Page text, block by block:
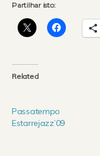
Partilhar isto:
Related
Passatempo
Estarrejazz’09